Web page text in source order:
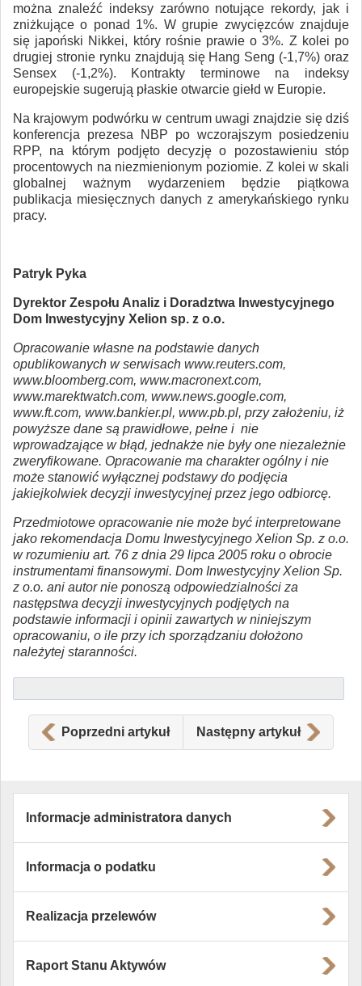
można znaleźć indeksy zarówno notujące rekordy, jak i
zniżkujące o ponad 1%. W grupie zwycięzców znajduje
się japoński Nikkei, który rośnie prawie o 3%. Z kolei po
drugiej stronie rynku znajdują się Hang Seng (-1,7%) oraz
Sensex (-1,2%). Kontrakty terminowe na indeksy
europejskie sugerują płaskie otwarcie giełd w Europie.
Na krajowym podwórku w centrum uwagi znajdzie się dziś
konferencja prezesa NBP po wczorajszym posiedzeniu
RPP, na którym podjęto decyzję o pozostawieniu stóp
procentowych na niezmienionym poziomie. Z kolei w skali
globalnej ważnym wydarzeniem będzie piątkowa
publikacja miesięcznych danych z amerykańskiego rynku
pracy.
Patryk Pyka
Dyrektor Zespołu Analiz i Doradztwa Inwestycyjnego
Dom Inwestycyjny Xelion sp. z o.o.
Opracowanie własne na podstawie danych
opublikowanych w serwisach www.reuters.com,
www.bloomberg.com, www.macronext.com,
www.marektwatch.com, www.news.google.com,
www.ft.com, www.bankier.pl, www.pb.pl, przy założeniu, iż
powyższe dane są prawidłowe, pełne i nie
wprowadzające w błąd, jednakże nie były one niezależnie
zweryfikowane. Opracowanie ma charakter ogólny i nie
może stanowić wyłącznej podstawy do podjęcia
jakiejkolwiek decyzji inwestycyjnej przez jego odbiorcę.
Przedmiotowe opracowanie nie może być interpretowane
jako rekomendacja Domu Inwestycyjnego Xelion Sp. z o.o.
w rozumieniu art. 76 z dnia 29 lipca 2005 roku o obrocie
instrumentami finansowymi. Dom Inwestycyjny Xelion Sp.
z o.o. ani autor nie ponoszą odpowiedzialności za
następstwa decyzji inwestycyjnych podjętych na
podstawie informacji i opinii zawartych w niniejszym
opracowaniu, o ile przy ich sporządzaniu dołożono
należytej staranności.
Poprzedni artykuł Następny artykuł
Informacje administratora danych
Informacja o podatku
Realizacja przelewów
Raport Stanu Aktywów